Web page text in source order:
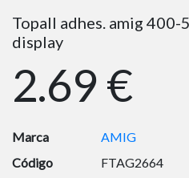
Topall adhes. amig
display
2.69 €
Marca
AMIG
Código
FTAG2664